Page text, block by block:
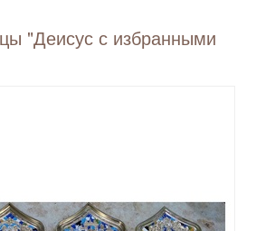
"Деисус с избранными